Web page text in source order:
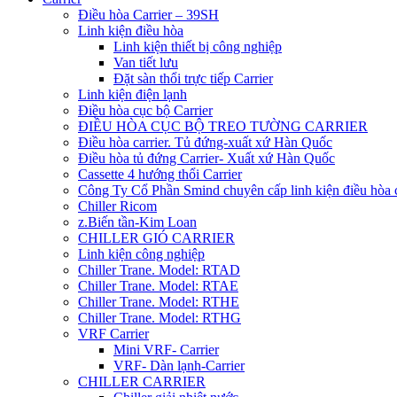
Điều hòa Carrier – 39SH
Linh kiện điều hòa
Linh kiện thiết bị công nghiệp
Van tiết lưu
Đặt sàn thổi trực tiếp Carrier
Linh kiện điện lạnh
Điều hòa cục bộ Carrier
ĐIỀU HÒA CỤC BỘ TREO TƯỜNG CARRIER
Điều hòa carrier. Tủ đứng-xuất xứ Hàn Quốc
Điều hòa tủ đứng Carrier- Xuất xứ Hàn Quốc
Cassette 4 hướng thổi Carrier
Công Ty Cổ Phần Smind chuyên cấp linh kiện điều hòa
Chiller Ricom
z.Biến tần-Kim Loan
CHILLER GIÓ CARRIER
Linh kiện công nghiệp
Chiller Trane. Model: RTAD
Chiller Trane. Model: RTAE
Chiller Trane. Model: RTHE
Chiller Trane. Model: RTHG
VRF Carrier
Mini VRF- Carrier
VRF- Dàn lạnh-Carrier
CHILLER CARRIER